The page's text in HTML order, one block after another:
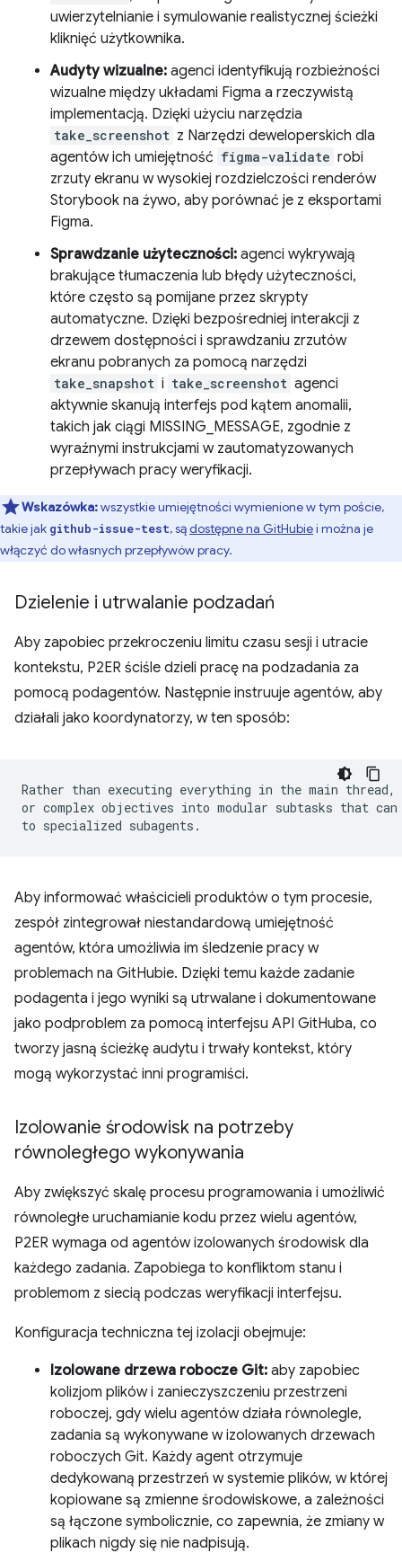
uwierzytelnianie i symulowanie realistycznej ścieżki
kliknięć użytkownika.
Audyty wizualne: agenci identyfikują rozbieżności
wizualne między układami Figma a rzeczywistą
implementacją. Dzięki użyciu narzędzia
take_screenshot z Narzędzi deweloperskich dla
agentów ich umiejętność figma-validate robi
zrzuty ekranu w wysokiej rozdzielczości renderów
Storybook na żywo, aby porównać je z eksportami
Figma.
Sprawdzanie użyteczności: agenci wykrywają
brakujące tłumaczenia lub błędy użyteczności,
które często są pomijane przez skrypty
automatyczne. Dzięki bezpośredniej interakcji z
drzewem dostępności i sprawdzaniu zrzutów
ekranu pobranych za pomocą narzędzi
take_snapshot i take_screenshot agenci
aktywnie skanują interfejs pod kątem anomalii,
takich jak ciągi MISSING_MESSAGE, zgodnie z
wyraźnymi instrukcjami w zautomatyzowanych
przepływach pracy weryfikacji.
Wskazówka:wszystkie umiejętności wymienione w tym poście,
takie jak github-issue-test, sądostępne na GitHubiei można je
włączyć do własnych przepływów pracy.
Dzielenie i utrwalanie podzadań
Aby zapobiec przekroczeniu limitu czasu sesji i utracie
kontekstu, P2ER ściśle dzieli pracę na podzadania za
pomocą podagentów. Następnie instruuje agentów, aby
działali jako koordynatorzy, w ten sposób:
Rather than executing everything in the main thread,
or complex objectives into modular subtasks that can
Aby informować właścicieli produktów o tym procesie,
zespół zintegrował niestandardową umiejętność
agentów, która umożliwia im śledzenie pracy w
problemach na GitHubie. Dzięki temu każde zadanie
podagenta i jego wyniki są utrwalane i dokumentowane
jako podproblem za pomocą interfejsu API GitHuba, co
tworzy jasną ścieżkę audytu i trwały kontekst, który
mogą wykorzystać inni programiści.
Izolowanie środowisk na potrzeby
równoległego wykonywania
Aby zwiększyć skalę procesu programowania i umożliwić
równoległe uruchamianie kodu przez wielu agentów,
P2ER wymaga od agentów izolowanych środowisk dla
każdego zadania. Zapobiega to konfliktom stanu i
problemom z siecią podczas weryfikacji interfejsu.
Konfiguracja techniczna tej izolacji obejmuje:
Izolowane drzewa robocze Git: aby zapobiec
kolizjom plików i zanieczyszczeniu przestrzeni
roboczej, gdy wielu agentów działa równolegle,
zadania są wykonywane w izolowanych drzewach
roboczych Git. Każdy agent otrzymuje
dedykowaną przestrzeń w systemie plików, w której
kopiowane są zmienne środowiskowe, a zależności
są łączone symbolicznie, co zapewnia, że zmiany w
plikach nigdy się nie nadpisują.